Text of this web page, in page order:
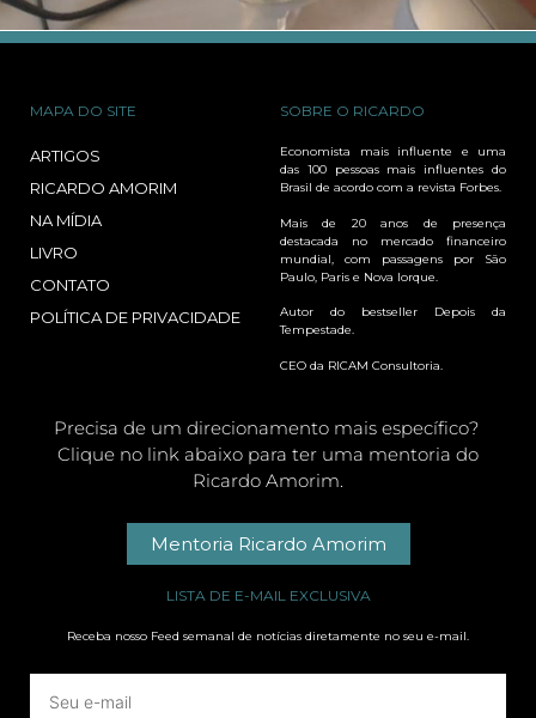
MAPA DO SITE
ARTIGOS
RICARDO AMORIM
NA MÍDIA
LIVRO
CONTATO
POLÍTICA DE PRIVACIDADE
SOBRE O RICARDO
Economista mais influente e uma
das 100 pessoas mais influentes do
Brasil de acordo com a revista Forbes.
Mais de 20 anos de presença
destacada no mercado financeiro
mundial, com passagens por São
Paulo, Paris e Nova Iorque.
Autor do bestseller Depois da
Tempestade.
CEO da RICAM Consultoria.
Precisa de um direcionamento mais específico?
Clique no link abaixo para ter uma mentoria do
Ricardo Amorim.
Mentoria Ricardo Amorim
LISTA DE E-MAIL EXCLUSIVA
Receba nosso Feed semanal de notícias diretamente no seu e-mail.